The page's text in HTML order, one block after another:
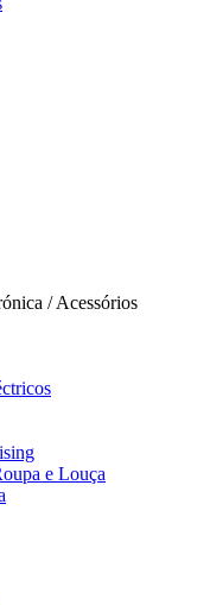
/ Acessórios
e Louça